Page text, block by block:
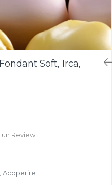
Soft, Irca,
Review
Acoperire